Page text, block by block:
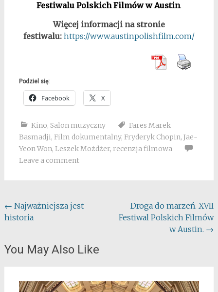
Festiwalu Polskich Filmów w Austin.
Więcej informacji na stronie
festiwalu: https://www.austinpolishfilm.com/
Podziel się:
Facebook X
Kino, Salon muzyczny
Fares Marek
Basmadji, Film dokumentalny, Fryderyk Chopin, Jae-
Yeon Won, Leszek Możdżer, recenzja filmowa
Leave a comment
Post
navigation
← Najważniejsza jest
historia
Droga do marzeń. XVII
Festiwal Polskich Filmów
w Austin. →
You May Also Like